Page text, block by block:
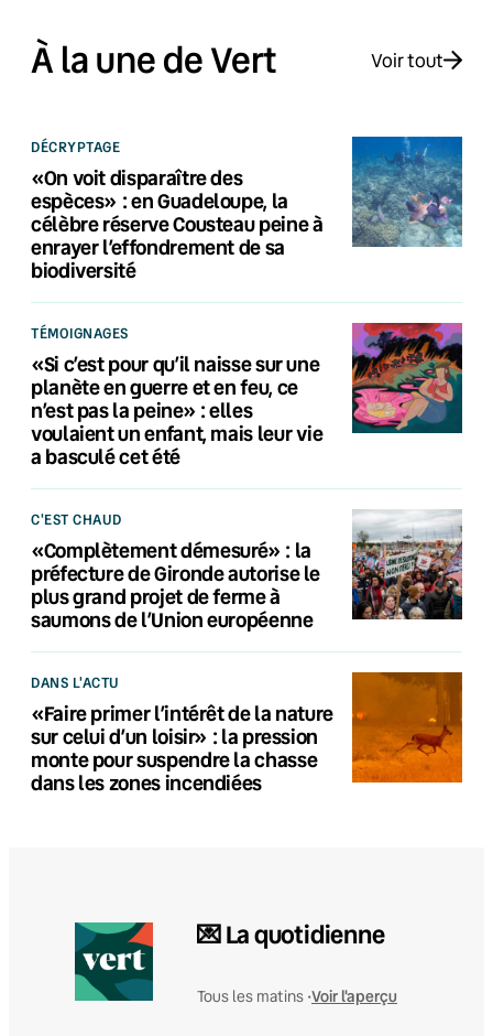
À la une de Vert Voir tout
DÉCRYPTAGE
«On voit disparaître des
espèces» : en Guadeloupe, la
célèbre réserve Cousteau peine à
enrayer l’effondrement de sa
biodiversité
TÉMOIGNAGES
«Si c’est pour qu’il naisse sur une
planète en guerre et en feu, ce
n’est pas la peine» : elles
voulaient un enfant, mais leur vie
a basculé cet été
C'EST CHAUD
«Complètement démesuré» : la
préfecture de Gironde autorise le
plus grand projet de ferme à
saumons de l’Union européenne
DANS L'ACTU
«Faire primer l’intérêt de la nature
sur celui d’un loisir» : la pression
monte pour suspendre la chasse
dans les zones incendiées
💌 La quotidienne
Tous les matins •Voir l'aperçu